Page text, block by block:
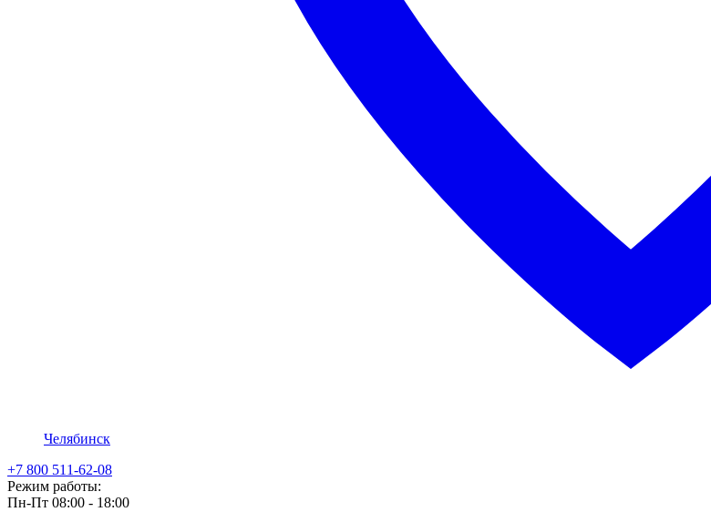
Челябинск
+7 800 511-62-08
Режим работы:
Пн-Пт 08:00 - 18:00